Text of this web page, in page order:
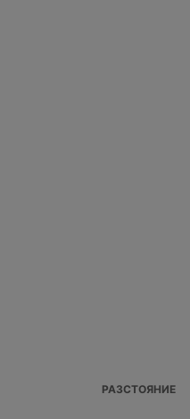
РАЗСТОЯНИЕ